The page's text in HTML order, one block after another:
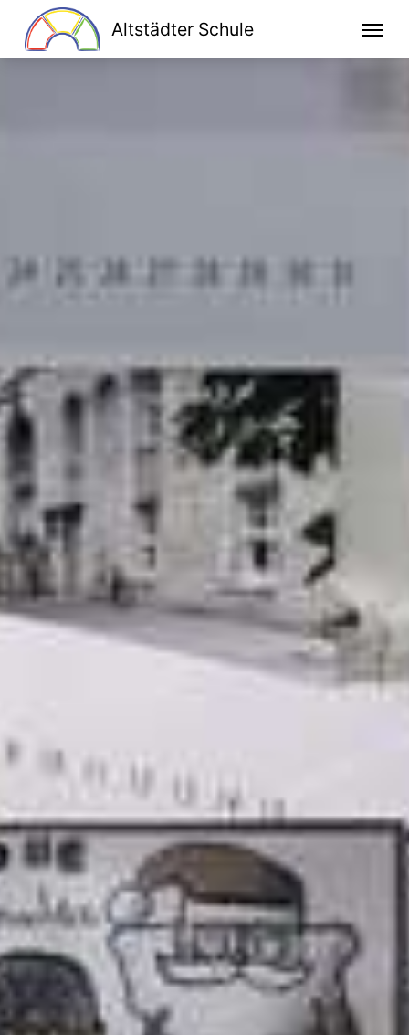
Altstädter Schule
Lesen macht stark
Ganztag
Anmeldung zum Ganztag
Mensa
Eltern/Briefe
Schulsozialarbeit
Schul-ABC
Übergang von Klasse 4 nach Klasse 5
Hort
Termine
iServ